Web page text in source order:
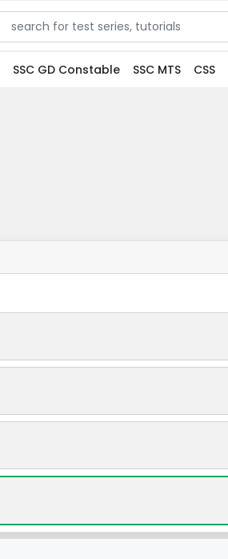
SSC GD Constable SSC MTS CSS